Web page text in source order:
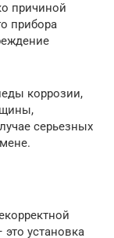
причиной
прибора
коррозии,
серьезных
это установка